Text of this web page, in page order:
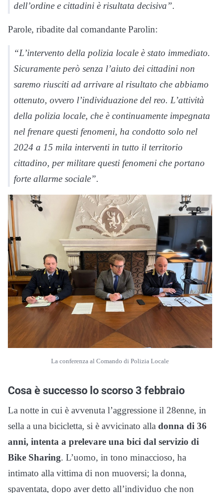
dell’ordine e cittadini è risultata decisiva”.
Parole, ribadite dal comandante Parolin:
“L’intervento della polizia locale è stato immediato.
Sicuramente però senza l’aiuto dei cittadini non
saremo riusciti ad arrivare al risultato che abbiamo
ottenuto, ovvero l’individuazione del reo. L’attività
della polizia locale, che è continuamente impegnata
nel frenare questi fenomeni, ha condotto solo nel
2024 a 15 mila interventi in tutto il territorio
cittadino, per militare questi fenomeni che portano
forte allarme sociale”.
La conferenza al Comando di Polizia Locale
Cosa è successo lo scorso 3 febbraio
La notte in cui è avvenuta l’aggressione il 28enne, in
sella a una bicicletta, si è avvicinato alla donna di 36
anni, intenta a prelevare una bici dal servizio di
Bike Sharing. L’uomo, in tono minaccioso, ha
intimato alla vittima di non muoversi; la donna,
spaventata, dopo aver detto all’individuo che non